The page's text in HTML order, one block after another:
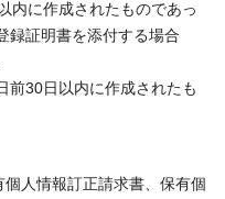
に作成されたものであっ
録証明書を添付する場合
30日以内に作成されたも
人情報訂正請求書、保有個